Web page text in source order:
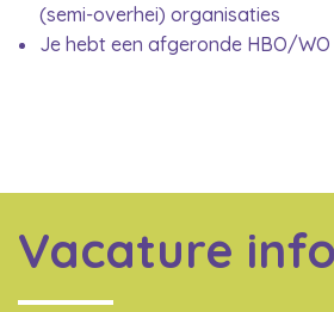
(semi-overhei) organisaties
Je hebt een afgeronde HBO/
Vacature